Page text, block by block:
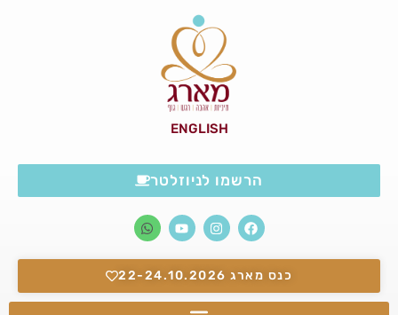
כנס מארג 22-24.10.2026
הרשמו לניוזלטר
ENGLISH